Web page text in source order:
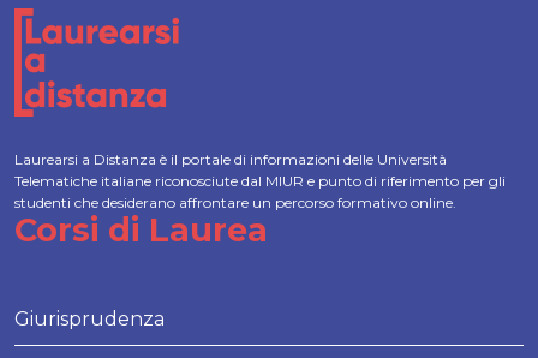
Laurearsi a Distanza è il portale di informazioni delle Università
Telematiche italiane riconosciute dal MIUR e punto di riferimento per gli
studenti che desiderano affrontare un percorso formativo online.
Corsi di Laurea
Giurisprudenza